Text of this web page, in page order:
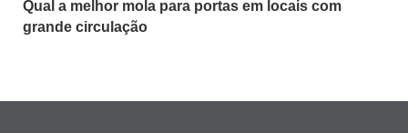
Qual a melhor mola para portas em locais com
grande circulação